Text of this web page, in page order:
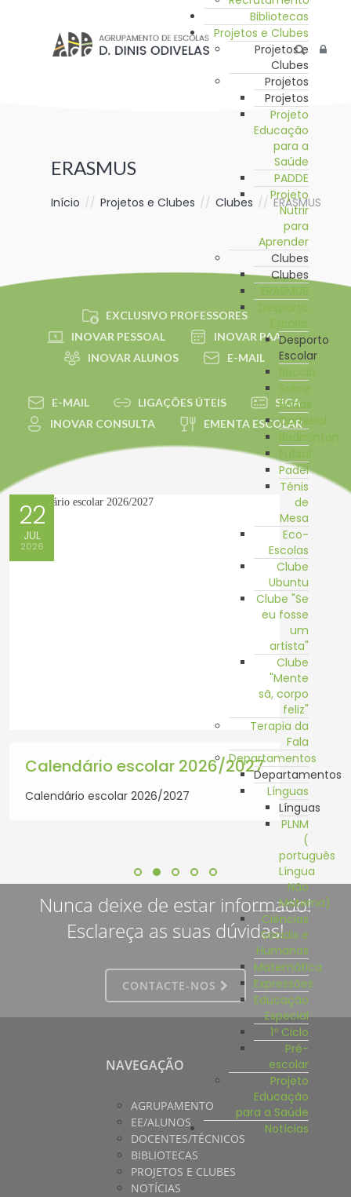
Bibliotecas
Projetos e Clubes
Projetos e
Clubes
Projetos
Projetos
Projeto
Educação
para a
Saúde
PADDE
Projeto
Nutrir
para
Aprender
Clubes
Clubes
ERASMUS
Desporto
Escolar
Desporto
Escolar
Boccia
Sobre
Rodas
Corfebol
Badminton
Futsal
Padel
Ténis
de
Mesa
Eco-
Escolas
Clube
Ubuntu
Clube "Se
eu fosse
um
artista"
Clube
"Mente
sã, corpo
feliz"
Terapia da
Fala
Departamentos
Departamentos
Línguas
Línguas
PLNM
(
português
Língua
Não
Materna)
Ciências
Sociais e
Humanas
Matemática
Expressões
Educação
Especial
1º Ciclo
Pré-
escolar
Projeto
Educação
para a Saúde
Notícias
ERASMUS
Início // Projetos e Clubes // Clubes //ERASMUS
EXCLUSIVO PROFESSORES
INOVAR PESSOAL
INOVAR PAA
INOVAR ALUNOS
E-MAIL
E-MAIL LIGAÇÕES ÚTEIS
SIGA
INOVAR CONSULTA
EMENTA ESCOLAR
22
JUL
2026
Calendário escolar 2026/2027
Calendário escolar 2026/2027
Nunca deixe de estar informado!
Esclareça as suas dúvidas!
CONTACTE-NOS
NAVEGAÇÃO
AGRUPAMENTO
EE/ALUNOS
DOCENTES/TÉCNICOS
BIBLIOTECAS
PROJETOS E CLUBES
NOTÍCIAS